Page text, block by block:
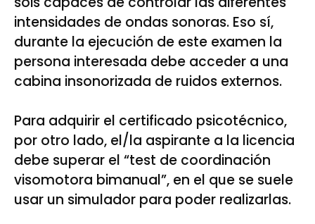
intensidades de ondas sonoras. Eso sí,
durante la ejecución de este examen la
persona interesada debe acceder a una
cabina insonorizada de ruidos externos.
Para adquirir el certificado psicotécnico,
por otro lado, el/la aspirante a la licencia
debe superar el “test de coordinación
visomotora bimanual”, en el que se suele
usar un simulador para poder realizarlas.